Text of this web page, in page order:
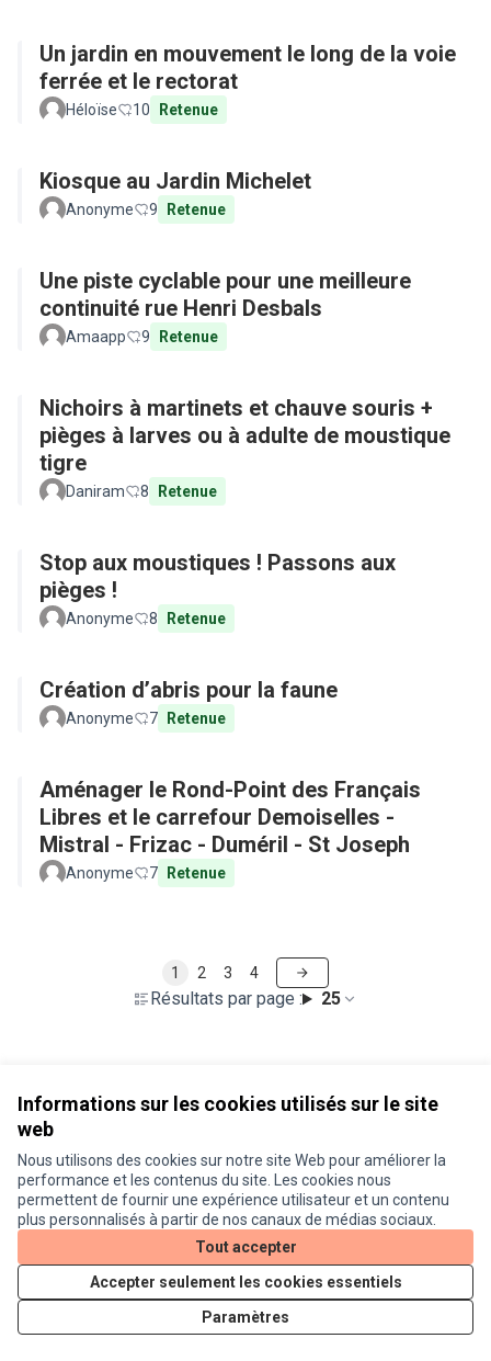
Informations sur les cookies utilisés sur le site
web
Nous utilisons des cookies sur notre site Web pour améliorer la
performance et les contenus du site. Les cookies nous
permettent de fournir une expérience utilisateur et un contenu
plus personnalisés à partir de nos canaux de médias sociaux.
Tout accepter
Accepter seulement les cookies essentiels
Paramètres
Un jardin en mouvement le long de la voie
ferrée et le rectorat
Héloïse 10 Retenue
Kiosque au Jardin Michelet
Anonyme 9 Retenue
Une piste cyclable pour une meilleure
continuité rue Henri Desbals
Amaapp 9 Retenue
Nichoirs à martinets et chauve souris +
pièges à larves ou à adulte de moustique
tigre
Daniram 8 Retenue
Stop aux moustiques ! Passons aux
pièges !
Anonyme 8 Retenue
Création d’abris pour la faune
Anonyme 7 Retenue
Aménager le Rond-Point des Français
Libres et le carrefour Demoiselles -
Mistral - Frizac - Duméril - St Joseph
Anonyme 7 Retenue
Résultats par page : 25
1 2 3 4
Conditions d'utilisation
Paramètres des cookies
Je participe ! sur X
(Lien externe)
Je participe ! sur Facebook
Je participe ! sur Instagram
Site réalisé grâce aulogiciel libre Decidim .
Licence
(Lien